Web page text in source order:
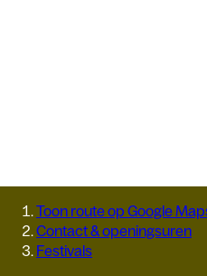
Toon route op Google
Contact & openingsuren
Festivals